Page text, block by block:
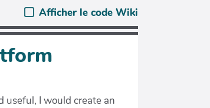
Afficher le code Wiki